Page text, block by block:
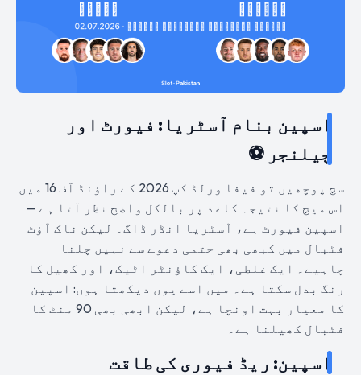
اسپین بنام آسٹریا: فیورٹ اور
چیلنجر ⚽
سچ پوچھیں تو فیفا ورلڈ کپ 2026 کے راؤنڈ آف 16 میں
اس میچ کا نتیجہ کاغذ پر بالکل واضح نظر آتا ہے —
اسپین فیورٹ ہے، آسٹریا انڈر ڈاگ۔ لیکن ناک آؤٹ
فٹبال میں کبھی بھی حتمی دعوے سے نہیں چلنا
چاہیے۔ ایک غلطی، ایک کاؤنٹر اٹیک، اور کھیل کا
رنگ بدل سکتا ہے۔ میں اسے یوں دیکھتا ہوں: اسپین
کا معیار بہت اونچا ہے، لیکن ابھی بھی 90 منٹ کا
فٹبال کھیلنا ہے۔
اسپین: ریڈ فیوری کی طاقت